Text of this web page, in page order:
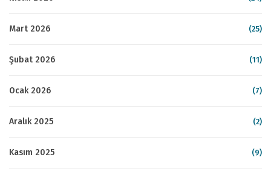
Mart 2026 (25)
Şubat 2026 (11)
Ocak 2026 (7)
Aralık 2025 (2)
Kasım 2025 (9)